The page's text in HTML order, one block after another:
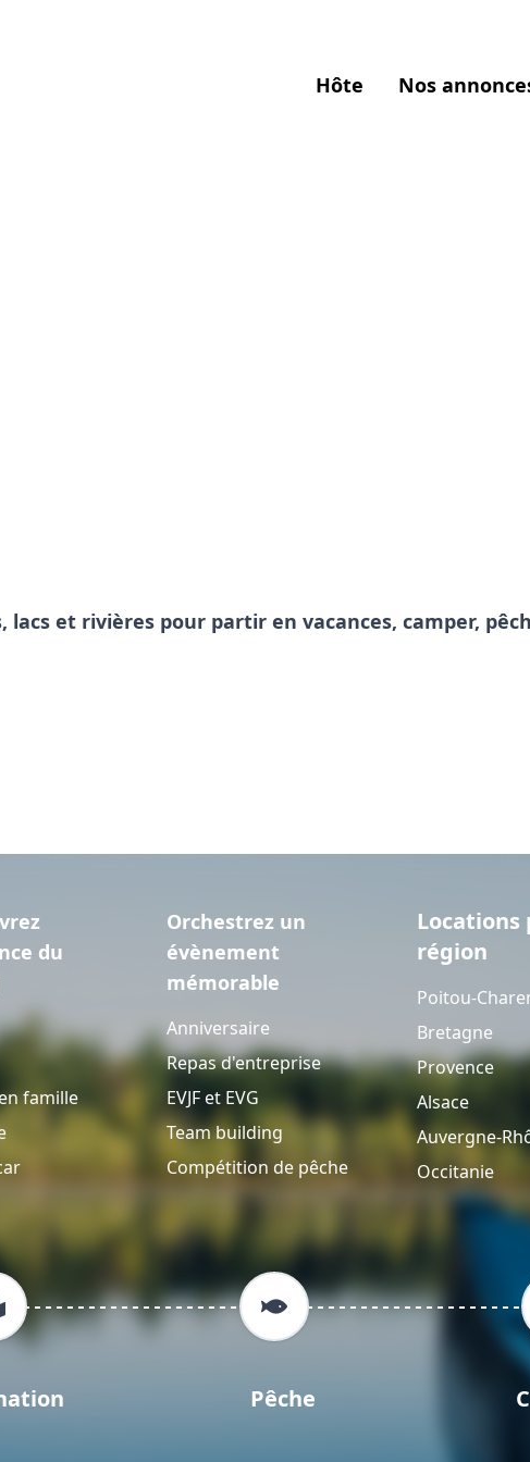
Hôte Nos
et rivières pour partir en vacances, camper,
du
famille
Orchestrez un
évènement
mémorable
Anniversaire
Repas d'entreprise
EVJF et EVG
Team building
Compétition de pêche
Locations
région
Poitou-
Bretagne
Provence
Alsace
Auvergne-
Occitanie
Pêche